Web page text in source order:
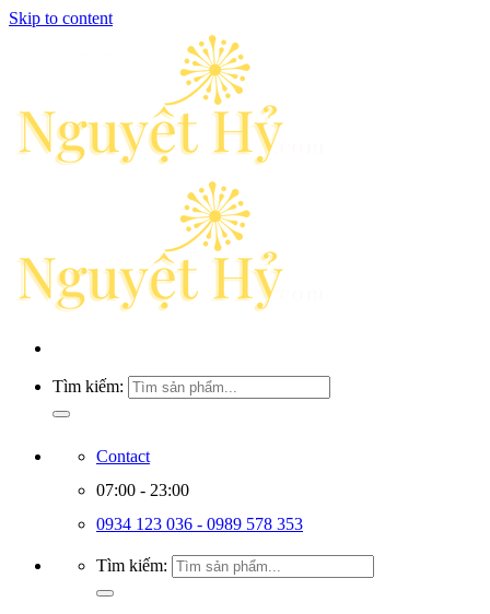
Skip to content
Tìm kiếm:
Contact
07:00 - 23:00
0934 123 036 - 0989 578 353
Tìm kiếm: